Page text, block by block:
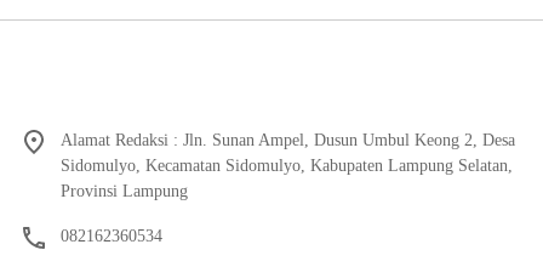
Alamat Redaksi : Jln. Sunan Ampel, Dusun Umbul Keong 2, Desa
Sidomulyo, Kecamatan Sidomulyo, Kabupaten Lampung Selatan,
Provinsi Lampung
082162360534